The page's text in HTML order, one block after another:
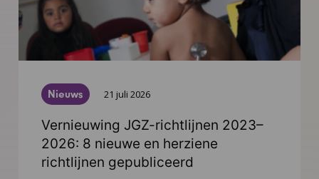
Nieuws 21 juli 2026
Vernieuwing JGZ-richtlijnen 2023–
2026: 8 nieuwe en herziene
richtlijnen gepubliceerd